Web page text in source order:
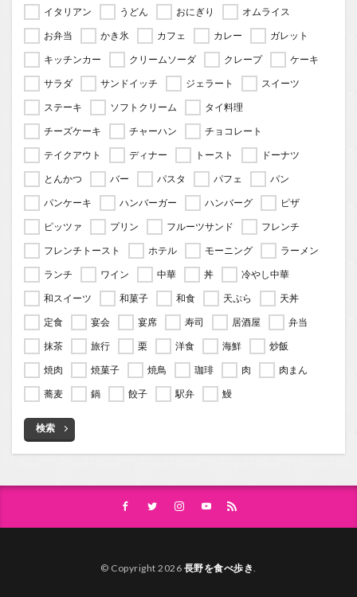
イタリアン
うどん おにぎり
オムライス
お弁当
かき氷 カフェ カレー
ガレット
キッチンカー
クリームソーダ クレープ
ケーキ
サラダ
サンドイッチ ジェラート
スイーツ
ステーキ
ソフトクリーム
タイ料理
チーズケーキ
チャーハン
チョコレート
テイクアウト
ディナー トースト
ドーナツ
とんかつ
バー パスタ パフェ
パン
パンケーキ
ハンバーガー ハンバーグ
ピザ
ピッツァ
プリン フルーツサンド
フレンチ
フレンチトースト
ホテル モーニング
ラーメン
ランチ
ワイン 中華 丼
冷やし中華
和スイーツ
和菓子 和食 天ぷら
天丼
定食
宴会 宴席 寿司 居酒屋
弁当
抹茶
旅行 栗 洋食 海鮮
炒飯
焼肉
焼菓子 焼鳥 珈琲 肉
肉まん
蕎麦
鍋 餃子 駅弁 鰻
検索
© Copyright 2026 長野を食べ歩き.